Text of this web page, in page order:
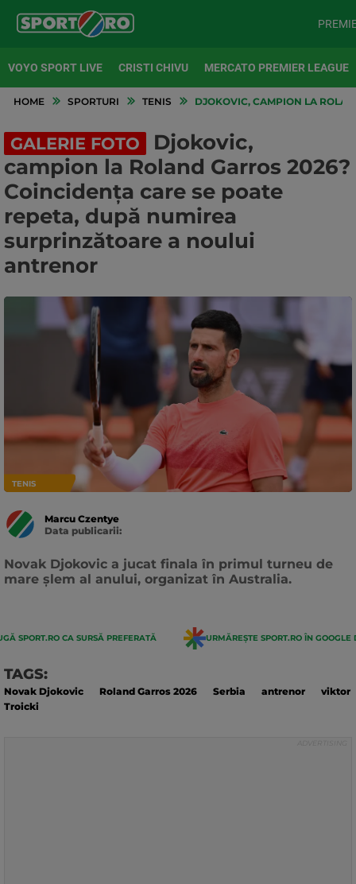
VOYO SPORT LIVE CRISTI CHIVU MERCATO PREMIER LEAGUE
HOME SPORTURI TENIS DJOKOVIC, CAMPION LA
GALERIE FOTO
Djokovic,
campion la Roland Garros 2026?
Coincidența care se poate
repeta, după numirea
surprinzătoare a noului
antrenor
TENIS
Marcu Czentye
Data publicarii:
Novak Djokovic a jucat finala în primul turneu de
mare șlem al anului, organizat în Australia.
SPORT.RO CA SURSĂ PREFERATĂ URMĂREȘTE SPORT.RO ÎN GOOGLE
TAGS:
Novak Djokovic Roland Garros 2026 Serbia antrenor
viktor
Troicki